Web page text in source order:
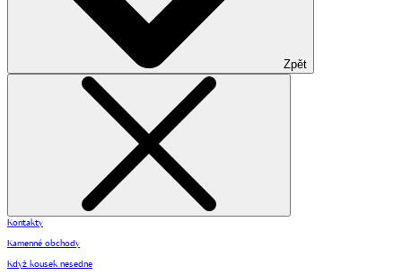
Zpět
Kontakty
Kamenné obchody
Když kousek nesedne